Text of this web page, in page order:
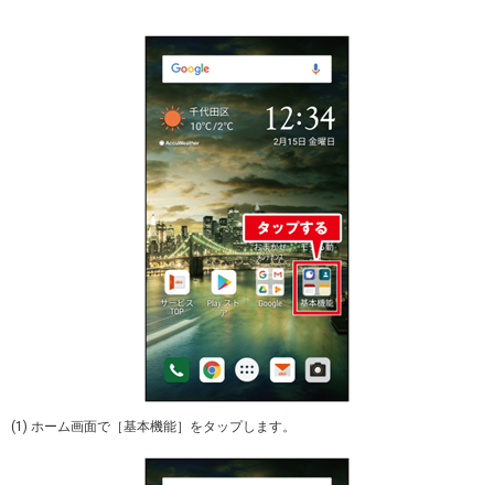
(1) ホーム画面で［基本機能］をタップします。